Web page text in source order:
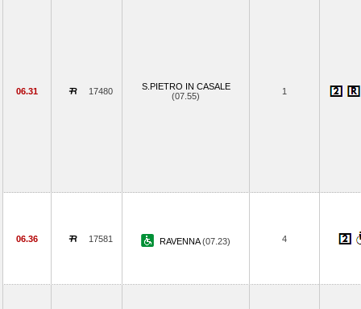
06.31 17480
S.PIETRO IN CASALE
(07.55)
1
06.36 17581 RAVENNA(07.23) 4